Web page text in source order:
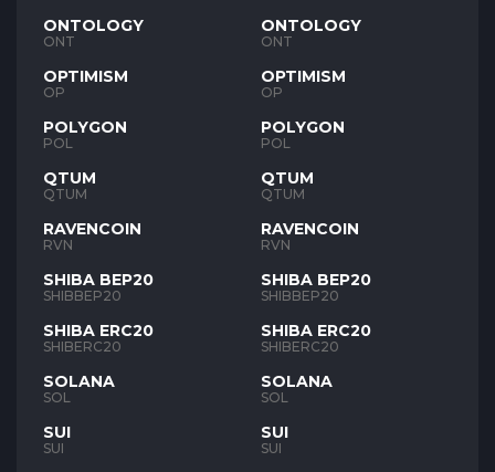
ONTOLOGY
ONT
OPTIMISM
OP
POLYGON
POL
QTUM
QTUM
RAVENCOIN
RVN
SHIBA BEP20
SHIBBEP20
SHIBA ERC20
SHIBERC20
SOLANA
SOL
SUI
SUI
ONTOLOGY
ONT
OPTIMISM
OP
POLYGON
POL
QTUM
QTUM
RAVENCOIN
RVN
SHIBA BEP20
SHIBBEP20
SHIBA ERC20
SHIBERC20
SOLANA
SOL
SUI
SUI